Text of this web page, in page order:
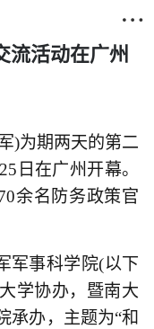

流活动在广州
)为期两天的第二
日在广州开幕。
余名防务政策官
军事科学院(以下
学协办，暨南大
承办，主题为“和